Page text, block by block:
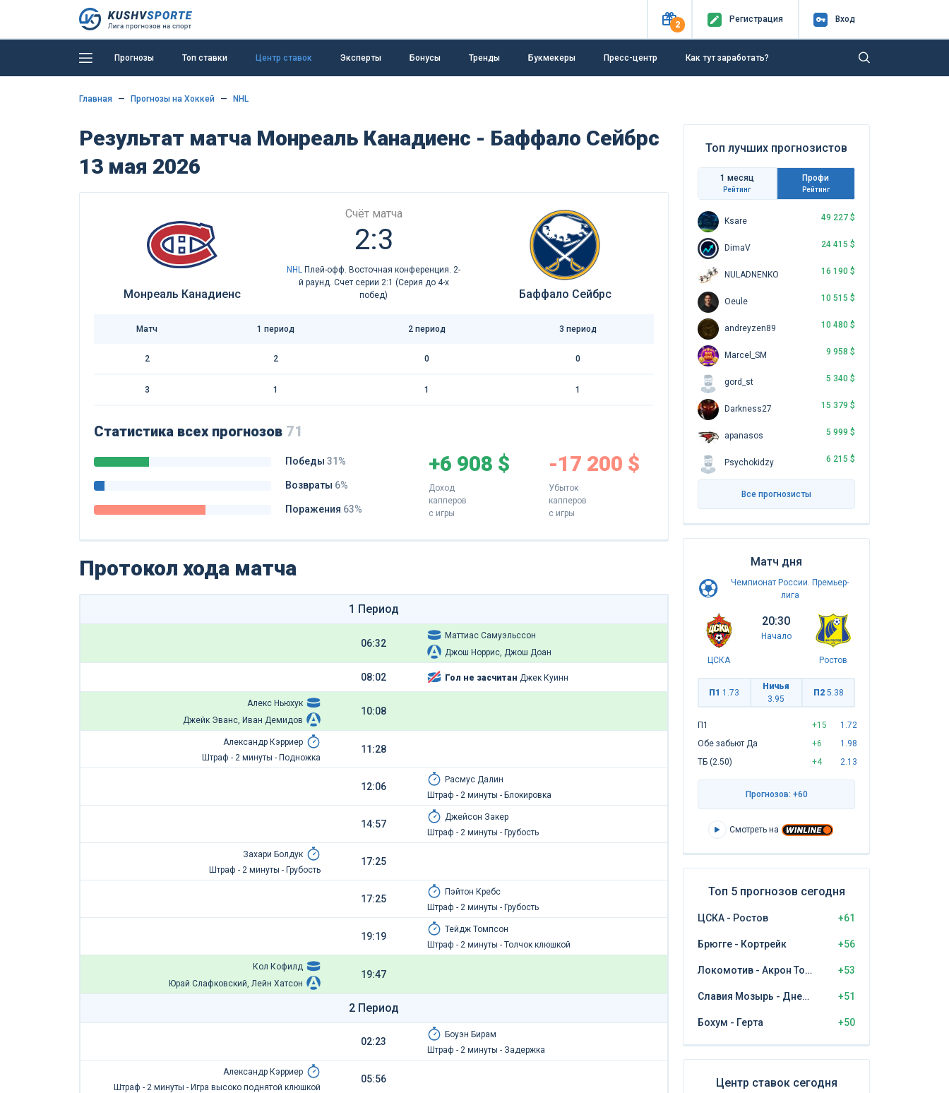
2
Регистрация Вход
Прогнозы Топ ставки Центр ставок Эксперты Бонусы Тренды Букмекеры Пресс-центр Как тут заработать?
Главная Прогнозы на Хоккей NHL
Результат матча Монреаль Канадиенс - Баффало Сейбрс
13 мая 2026
Монреаль Канадиенс
Счёт матча
2:3
NHL Плей-офф. Восточная конференция. 2-
й раунд. Счет серии 2:1 (Серия до 4-х
побед)
Баффало Сейбрс
Матч 1 период 2 период 3 период
2 2 0 0
3 1 1 1
Статистика всех прогнозов 71
Победы 31%
Возвраты 6%
Поражения 63%
+6 908 $
Доход
капперов
с игры
-17 200 $
Убыток
капперов
с игры
Протокол хода матча
1 Период
06:32
Маттиас Самуэльссон
Джош Норрис, Джош Доан
08:02 Гол не засчитан Джек Куинн
Алекс Ньюхук
Джейк Эванс, Иван Демидов
10:08
Александр Кэрриер
Штраф - 2 минуты - Подножка
11:28
12:06
Расмус Далин
Штраф - 2 минуты - Блокировка
14:57
Джейсон Закер
Штраф - 2 минуты - Грубость
Захари Болдук
Штраф - 2 минуты - Грубость
17:25
17:25
Пэйтон Кребс
Штраф - 2 минуты - Грубость
19:19
Тейдж Томпсон
Штраф - 2 минуты - Толчок клюшкой
Кол Кофилд
Юрай Слафковский, Лейн Хатсон
19:47
2 Период
02:23
Боуэн Бирам
Штраф - 2 минуты - Задержка
Александр Кэрриер
Штраф - 2 минуты - Игра высоко поднятой клюшкой
05:56
Топ лучших прогнозистов
1 месяц
Рейтинг
Профи
Рейтинг
Ksare 49 227 $
DimaV 24 415 $
NULADNENKO 16 190 $
Oeule 10 515 $
andreyzen89 10 480 $
Marcel_SM 9 958 $
gord_st 5 340 $
Darkness27 15 379 $
apanasos 5 999 $
Psychokidzy 6 215 $
Все прогнозисты
Матч дня
Чемпионат России. Премьер-
лига
ЦСКА
20:30
Начало
Ростов
П1 1.73
Ничья
3.95
П2 5.38
П1 +15
1.72
Обе забьют Да
+6
1.98
ТБ (2.50)
+4 2.13
Прогнозов: +60
Смотреть на
Топ 5 прогнозов сегодня
ЦСКА - Ростов +61
Брюгге - Кортрейк +56
Локомотив - Акрон Тольятти +53
Славия Мозырь - Днепр Могилёв +51
Бохум - Герта +50
Центр ставок сегодня